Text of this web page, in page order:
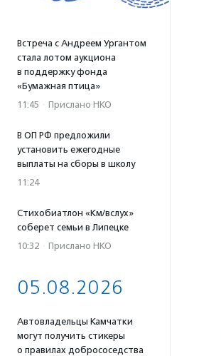
Встреча с Андреем Ургантом
стала лотом аукциона
в поддержку фонда
«Бумажная птица»
11:45 · Прислано НКО
В ОП РФ предложили
установить ежегодные
выплаты на сборы в школу
11:24
Стихобиатлон «Км/вслух»
соберет семьи в Липецке
10:32 · Прислано НКО
05.08.2026
Автовладельцы Камчатки
могут получить стикеры
о правилах добрососедства